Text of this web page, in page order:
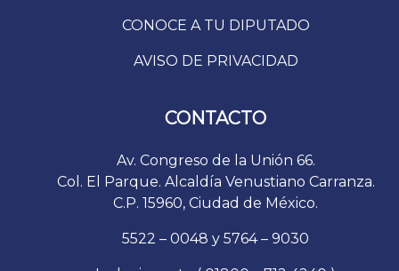
CONOCE A TU DIPUTADO
AVISO DE PRIVACIDAD
CONTACTO
Av. Congreso de la Unión 66.
Col. El Parque. Alcaldía Venustiano Carranza.
C.P. 15960, Ciudad de México.
5522 – 0048 y 5764 – 9030